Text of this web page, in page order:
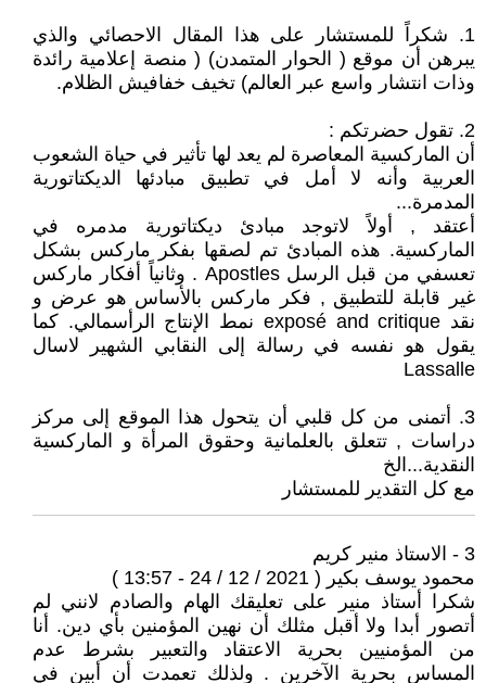
1. شكراً للمستشار على هذا المقال الاحصائي والذي
يبرهن أن موقع ( الحوار المتمدن) ( منصة إعلامية رائدة
وذات انتشار واسع عبر العالم) تخيف خفافيش الظلام.
2. تقول حضرتكم :
أن الماركسية المعاصرة لم يعد لها تأثير في حياة الشعوب
العربية وأنه لا أمل في تطبيق مبادئها الديكتاتورية
المدمرة...
أعتقد , أولاً لاتوجد مبادئ ديكتاتورية مدمره في
الماركسية. هذه المبادئ تم لصقها بفكر ماركس بشكل
تعسفي من قبل الرسل Apostles . وثانياً أفكار ماركس
غير قابلة للتطبيق , فكر ماركس بالأساس هو عرض و
نقد exposé and critique نمط الإنتاج الرأسمالي. كما
يقول هو نفسه في رسالة إلى النقابي الشهير لاسال
Lassalle
3. أتمنى من كل قلبي أن يتحول هذا الموقع إلى مركز
دراسات , تتعلق بالعلمانية وحقوق المرأة و الماركسية
النقدية...الخ
مع كل التقدير للمستشار
3 - الاستاذ منير كريم
محمود يوسف بكير ( 2021 / 12 / 24 - 13:57 )
شكرا أستاذ منير على تعليقك الهام والصادم لانني لم
أتصور أبدا ولا أقبل مثلك أن نهين المؤمنين بأي دين. أنا
من المؤمنيين بحرية الاعتقاد والتعبير بشرط عدم
المساس بحرية الآخرين . ولذلك تعمدت أن أبين في